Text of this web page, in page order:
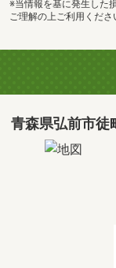
※当情報を基に発生した
ご理解の上ご利用くださ
青森県弘前市徒